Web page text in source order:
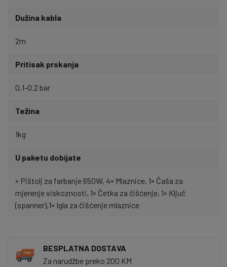
Dužina kabla
2m
Pritisak prskanja
0.1-0.2 bar
Težina
1kg
U paketu dobijate
× Pištolj za farbanje 650W, 4× Mlaznice, 1× Čaša za
mjerenje viskoznosti, 1× Četka za čišćenje, 1× Ključ
(spanner),1× Igla za čišćenje mlaznice
BESPLATNA DOSTAVA
Za narudžbe preko 200 KM